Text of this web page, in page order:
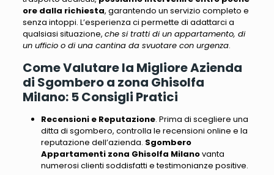
ore dalla richiesta, garantendo un servizio completo e
senza intoppi. L’esperienza ci permette di adattarci a
qualsiasi situazione, che si tratti di un appartamento, di
un ufficio o di una cantina da svuotare con urgenza.
Come Valutare la Migliore Azienda
di Sgombero a zona Ghisolfa
Milano: 5 Consigli Pratici
Recensioni e Reputazione. Prima di scegliere una
ditta di sgombero, controlla le recensioni online e la
reputazione dell’azienda. Sgombero
Appartamenti zona Ghisolfa Milanovanta
numerosi clienti soddisfatti e testimonianze positive.